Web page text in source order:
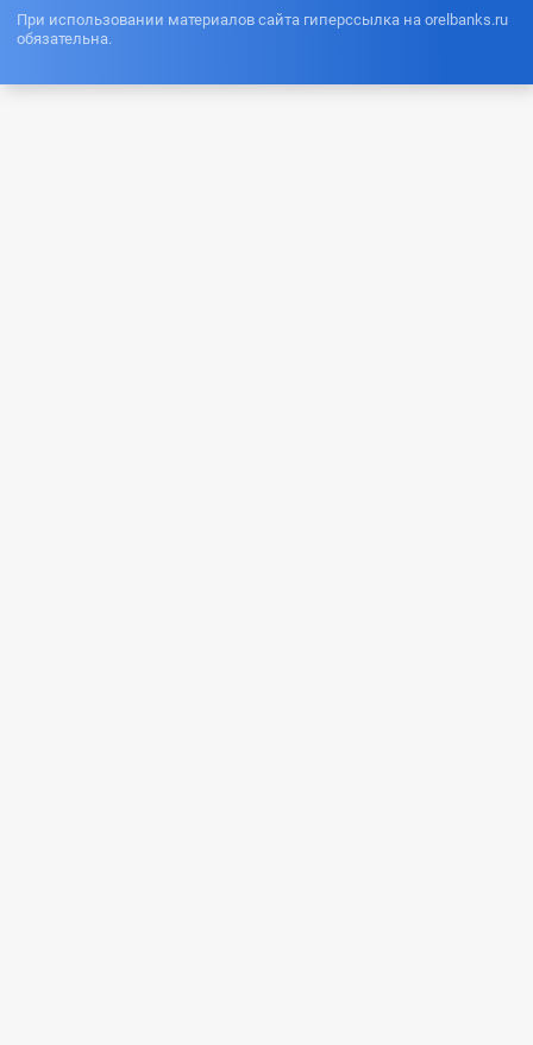
При использовании материалов сайта гиперссылка на orelbanks.ru
обязательна.